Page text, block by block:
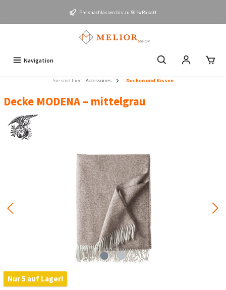
Preisnachlässen bis zu 50 % Rabatt
Navigation
Sie sind hier: Accessoires Decken und Kissen
Decke MODENA – mittelgrau
Nur 5 auf Lager!